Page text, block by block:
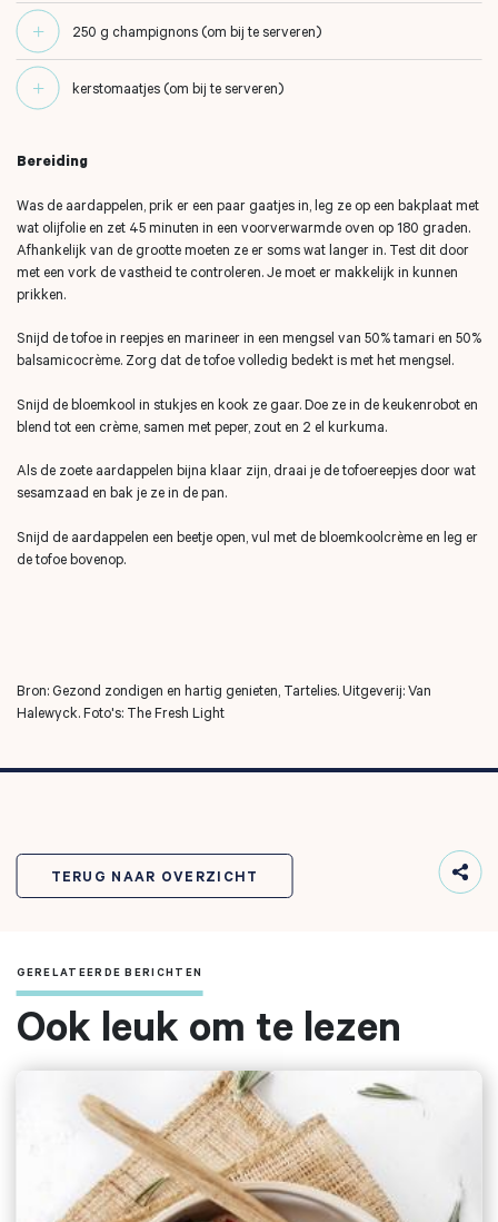
250 g champignons (om bij te serveren)
kerstomaatjes (om bij te serveren)
Bereiding
Was de aardappelen, prik er een paar gaatjes in, leg ze op een bakplaat met
wat olijfolie en zet 45 minuten in een voorverwarmde oven op 180 graden.
Afhankelijk van de grootte moeten ze er soms wat langer in. Test dit door
met een vork de vastheid te controleren. Je moet er makkelijk in kunnen
prikken.
Snijd de tofoe in reepjes en marineer in een mengsel van 50% tamari en 50%
balsamicocrème. Zorg dat de tofoe volledig bedekt is met het mengsel.
Snijd de bloemkool in stukjes en kook ze gaar. Doe ze in de keukenrobot en
blend tot een crème, samen met peper, zout en 2 el kurkuma.
Als de zoete aardappelen bijna klaar zijn, draai je de tofoereepjes door wat
sesamzaad en bak je ze in de pan.
Snijd de aardappelen een beetje open, vul met de bloemkoolcrème en leg er
de tofoe bovenop.
Bron: Gezond zondigen en hartig genieten, Tartelies. Uitgeverij: Van
Halewyck. Foto's: The Fresh Light
TERUG NAAR OVERZICHT
GERELATEERDE BERICHTEN
Ook leuk om te lezen